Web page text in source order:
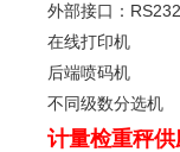
外部接口：
在线打印机
后端喷码机
不同级数分选机
计量检重秤